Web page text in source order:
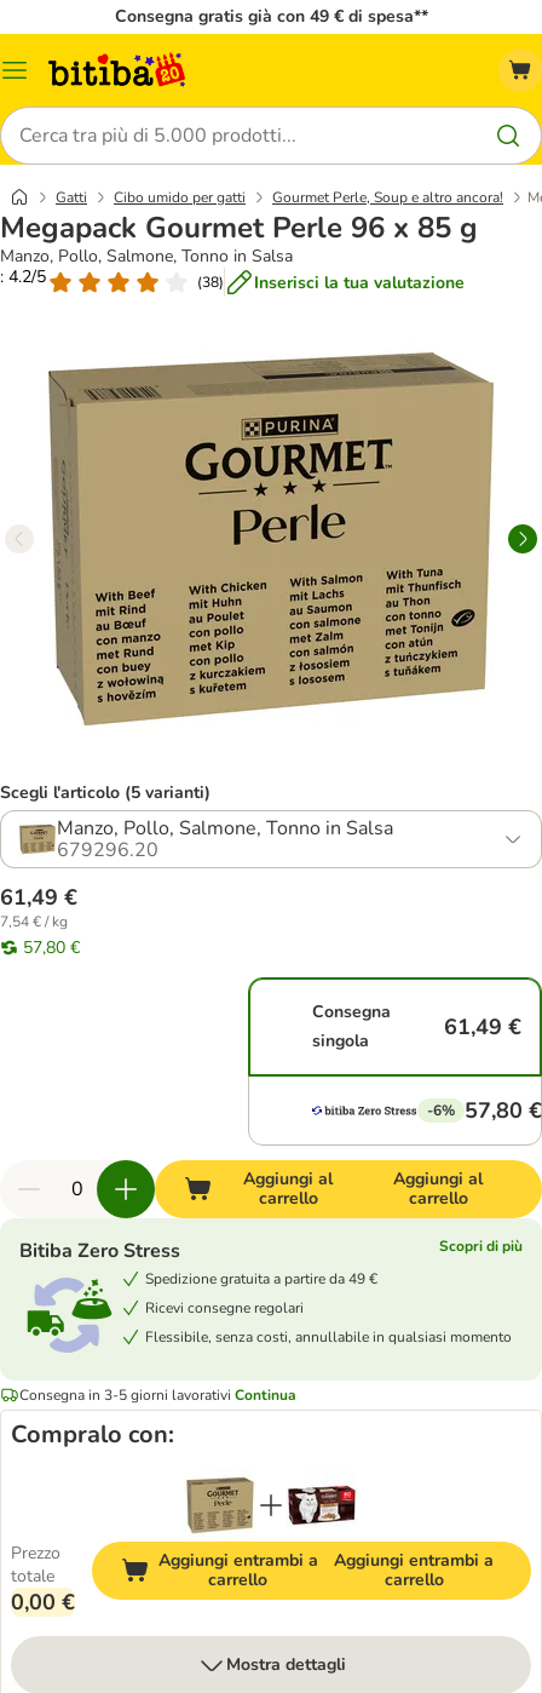
Consegna gratis già con 49 € di spesa**
Overview
Cerca
Gatti Cibo umido per gatti Gourmet Perle, Soup e altro ancora!
Megapack Gourmet Perle 96 x 85 g
Manzo, Pollo, Salmone, Tonno in Salsa
: 4.2/5
(38) Inserisci la tua valutazione
Scegli l'articolo (5 varianti)
Manzo, Pollo, Salmone, Tonno in Salsa
679296.20
61,49 €
7,54 € / kg
57,80 €
Consegna
singola
61,49 €
-6% 57,80 €
Aggiungi al
carrello
Aggiungi al
carrello
Bitiba Zero Stress
Scopri di più
Spedizione gratuita a partire da 49 €
Ricevi consegne regolari
Flessibile, senza costi, annullabile in qualsiasi momento
Consegna in 3-5 giorni lavorativi Continua
Compralo con:
Prezzo
totale
0,00 €
Aggiungi entrambi a
carrello
Aggiungi entrambi a
carrello
Mostra dettagli